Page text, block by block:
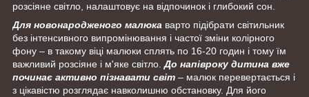
розсіяне світло, налаштовує на відпочинок і глибокий сон.
Для новонародженого малюка варто підібрати світильник
без інтенсивного випромінювання і частої зміни колірного
фону – в такому віці малюки сплять по 16-20 годин і тому їм
важливий розсіяне і м'яке світло.До напівроку дитина вже
починає активно пізнавати світ – малюк перевертається і
з цікавістю розглядає навколишню обстановку. Для його